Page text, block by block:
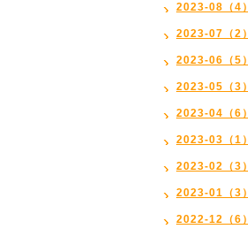
2023-08（4）
2023-07（2）
2023-06（5）
2023-05（3）
2023-04（6）
2023-03（1）
2023-02（3）
2023-01（3）
2022-12（6）